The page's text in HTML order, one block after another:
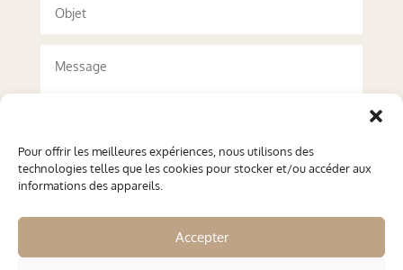
Pour offrir les meilleures expériences, nous utilisons des
technologies telles que les cookies pour stocker et/ou accéder aux
informations des appareils.
Accepter